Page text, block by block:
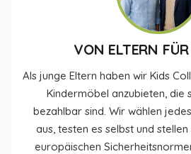
La sécurité est notre priorité
répondent aux normes de qualité
sans aucun problème.
En savoir plus sur ce produit :
Notre penchant pour le design
d'un garçon ou d'une fille.
Ce lit bébé est si stable que les
promener ou ramper plus tard.
VON ELTERN
Als junge Eltern haben wir Kids
Kindermöbel anzubieten, die
bezahlbar sind. Wir wählen
aus, testen es selbst und
europäischen